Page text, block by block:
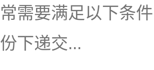
常需要满足以下条
份下递交...